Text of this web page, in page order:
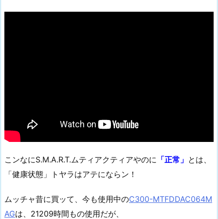
こンなにS.M.A.R.T.ムティアクティアやのに 「正常」 とは、
「健康状態」トヤラはアテにならン！
ムッチャ昔に買ッて、今も使用中のC300-MTFDDAC064M
AGは、21209時間もの使用だが、